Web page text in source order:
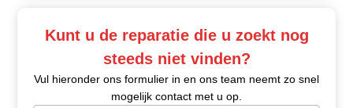
Kunt u de reparatie die u zoekt nog
steeds niet vinden?
Vul hieronder ons formulier in en ons team neemt zo snel
mogelijk contact met u op.